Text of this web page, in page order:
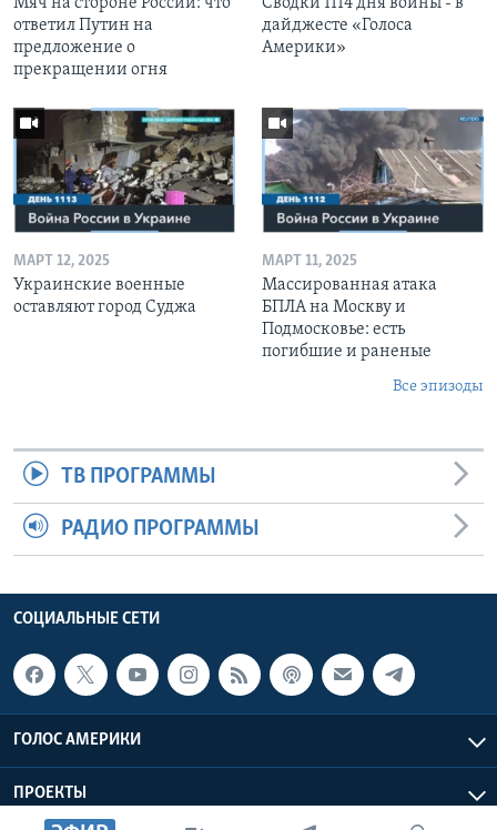
Мяч на стороне России: что
ответил Путин на
предложение о
прекращении огня
Сводки 1114 дня войны - в
дайджесте «Голоса
Америки»
МАРТ 12, 2025
Украинские военные
оставляют город Суджа
МАРТ 11, 2025
Массированная атака
БПЛА на Москву и
Подмосковье: есть
погибшие и раненые
Все эпизоды
ТВ ПРОГРАММЫ
РАДИО ПРОГРАММЫ
СОЦИАЛЬНЫЕ СЕТИ
ГОЛОС АМЕРИКИ
ПРОЕКТЫ